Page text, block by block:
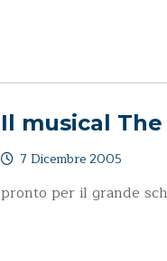
Il musical
7 Dicembre 2005
pronto per il grande